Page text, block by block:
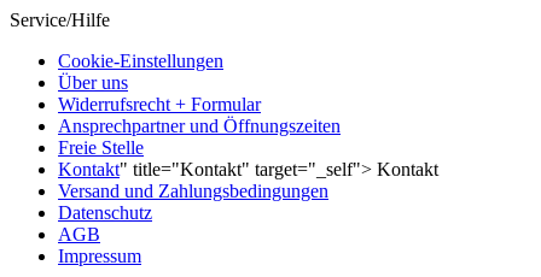
Service/Hilfe
Cookie-Einstellungen
Über uns
Widerrufsrecht + Formular
Ansprechpartner und Öffnungszeiten
Freie Stelle
Kontakt" title="Kontakt" target="_self"> Kontakt
Versand und Zahlungsbedingungen
Datenschutz
AGB
Impressum